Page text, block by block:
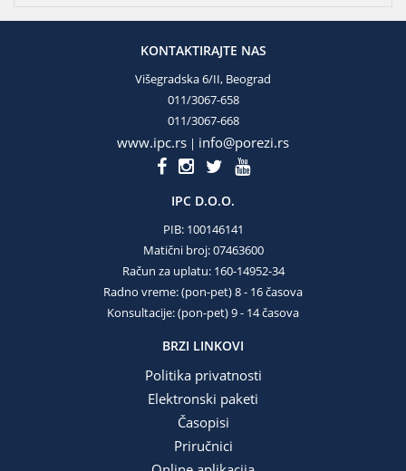
KONTAKTIRAJTE NAS
Višegradska 6/II, Beograd
011/3067-658
011/3067-668
www.ipc.rs | info@porezi.rs
IPC D.O.O.
PIB: 100146141
Matični broj: 07463600
Račun za uplatu: 160-14952-34
Radno vreme: (pon-pet) 8 - 16 časova
Konsultacije: (pon-pet) 9 - 14 časova
BRZI LINKOVI
Politika privatnosti
Elektronski paketi
Časopisi
Priručnici